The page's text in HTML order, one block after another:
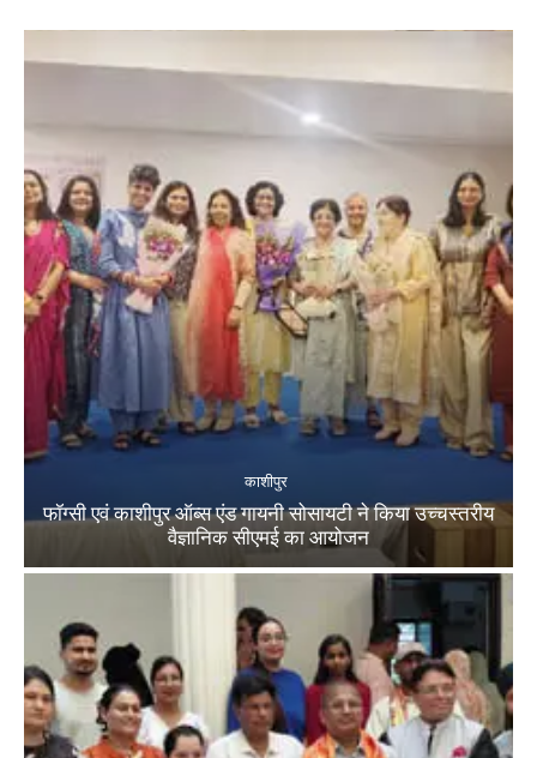
काशीपुर
फॉग्सी एवं काशीपुर ऑब्स एंड गायनी सोसायटी ने किया उच्चस्तरीय
वैज्ञानिक सीएमई का आयोजन